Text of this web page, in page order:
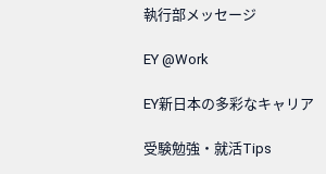
執行部メッセージ
EY @Work
EY新日本の多彩なキャリア
受験勉強・就活Tips